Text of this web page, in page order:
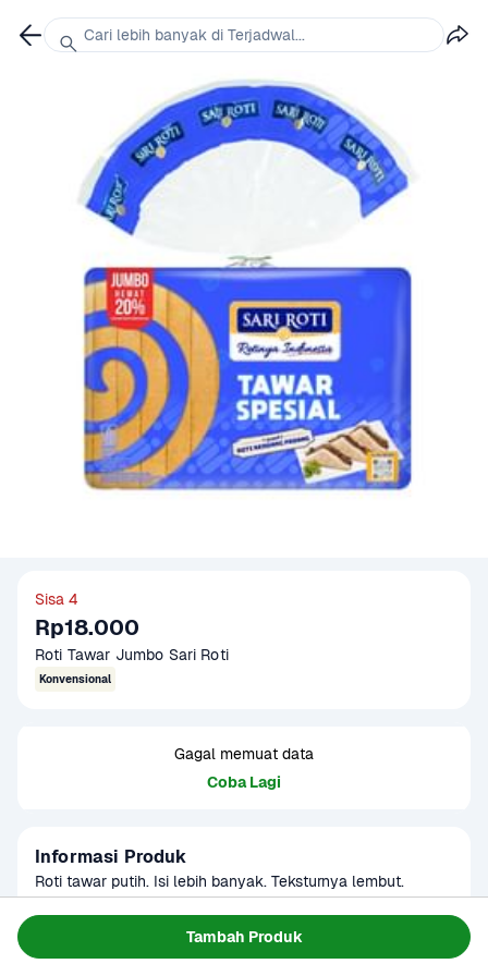
Tambah Produk
Sisa 4
Rp18.000
Roti Tawar Jumbo Sari Roti
Konvensional
Gagal memuat data
Coba Lagi
Informasi Produk
Roti tawar putih. Isi lebih banyak. Teksturnya lembut.
Cocok untuk sarapan, bekal, atau camilan.  Produk sudah
Sarapan
Cari lebih banyak di Terjadwal...